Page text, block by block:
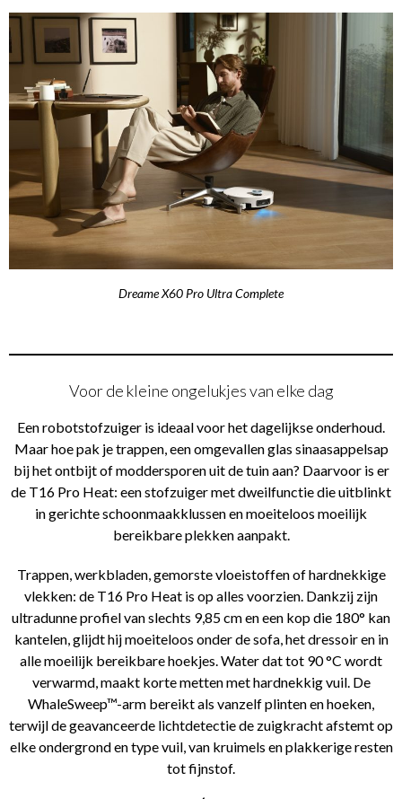
Dreame X60 Pro Ultra Complete
Voor de kleine ongelukjes van elke dag
Een robotstofzuiger is ideaal voor het dagelijkse onderhoud.
Maar hoe pak je trappen, een omgevallen glas sinaasappelsap
bij het ontbijt of moddersporen uit de tuin aan? Daarvoor is er
de T16 Pro Heat: een stofzuiger met dweilfunctie die uitblinkt
in gerichte schoonmaakklussen en moeiteloos moeilijk
bereikbare plekken aanpakt.
Trappen, werkbladen, gemorste vloeistoffen of hardnekkige
vlekken: de T16 Pro Heat is op alles voorzien. Dankzij zijn
ultradunne profiel van slechts 9,85 cm en een kop die 180° kan
kantelen, glijdt hij moeiteloos onder de sofa, het dressoir en in
alle moeilijk bereikbare hoekjes. Water dat tot 90 °C wordt
verwarmd, maakt korte metten met hardnekkig vuil. De
WhaleSweep™-arm bereikt als vanzelf plinten en hoeken,
terwijl de geavanceerde lichtdetectie de zuigkracht afstemt op
elke ondergrond en type vuil, van kruimels en plakkerige resten
tot fijnstof.